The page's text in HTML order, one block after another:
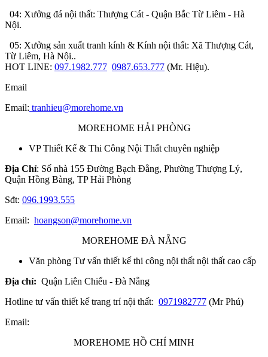
04: Xưởng đá nội thất: Thượng Cát - Quận Bắc Từ Liêm - Hà
Nội.
05: Xưởng sản xuất tranh kính & Kính nội thất: Xã Thượng Cát,
Từ Liêm, Hà Nội..
HOT LINE: 097.1982.777 0987.653.777 (Mr. Hiệu).
Email
Email: tranhieu@morehome.vn
MOREHOME HẢI PHÒNG
VP Thiết Kế & Thi Công Nội Thất chuyên nghiệp
Địa Chỉ: Số nhà 155 Đường Bạch Đằng, Phường Thượng Lý,
Quận Hồng Bàng, TP Hải Phòng
Sđt: 096.1993.555
Email: hoangson@morehome.vn
MOREHOME ĐÀ NẴNG
Văn phòng Tư vấn thiết kế thi công nội thất nội thất cao cấp
Địa chỉ: Quận Liên Chiểu - Đà Nẵng
Hotline tư vấn thiết kế trang trí nội thất: 0971982777 (Mr Phú)
Email:
MOREHOME HỒ CHÍ MINH